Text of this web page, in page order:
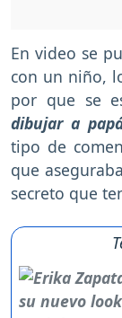
En video se
con un niño,
por que se
dibujar a
tipo de
que
secreto que